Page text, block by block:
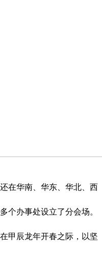
在华南、华东、华北、西
个办事处设立了分会场。
甲辰龙年开春之际，以坚